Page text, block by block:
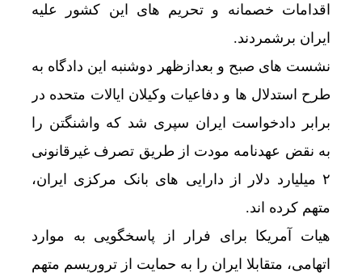
اقدامات خصمانه و تحریم های این کشور علیه
ایران برشمردند.
نشست های صبح و بعدازظهر دوشنبه این دادگاه به
طرح استدلال ها و دفاعیات وکیلان ایالات متحده در
برابر دادخواست ایران سپری شد که واشنگتن را
به نقض عهدنامه مودت از طریق تصرف غیرقانونی
۲ میلیارد دلار از دارایی های بانک مرکزی ایران،
متهم کرده اند.
هیات آمریکا برای فرار از پاسخگویی به موارد
اتهامی، متقابلا ایران را به حمایت از تروریسم متهم